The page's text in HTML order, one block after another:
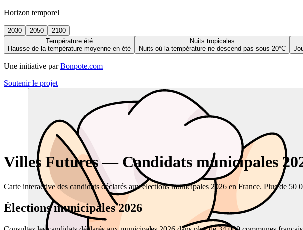
Horizon temporel
2030 2050
2100
Température été
Hausse de la température moyenne en été
Nuits tropicales
Nuits où la température ne descend pas sous 20°C
Une initiative par Bonpote.com
Soutenir le projet
Villes Futures — Candidats municipales
Carte interactive des candidats déclarés aux élections municipales 2026 en France. Plus de
Élections municipales 2026